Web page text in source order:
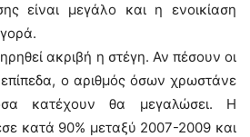
είναι μεγάλο και η ενοικίαση
ακριβή η στέγη. Αν πέσουν οι
επίπεδα, ο αριθμός όσων χρωστάνε
κατέχουν θα μεγαλώσει. Η
κατά 90% μεταξύ 2007-2009 και